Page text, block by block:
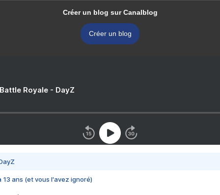
Créer un blog sur Canalblog
Créer un blog
Royale - DayZ
13 ans (et vous l'avez ignoré)